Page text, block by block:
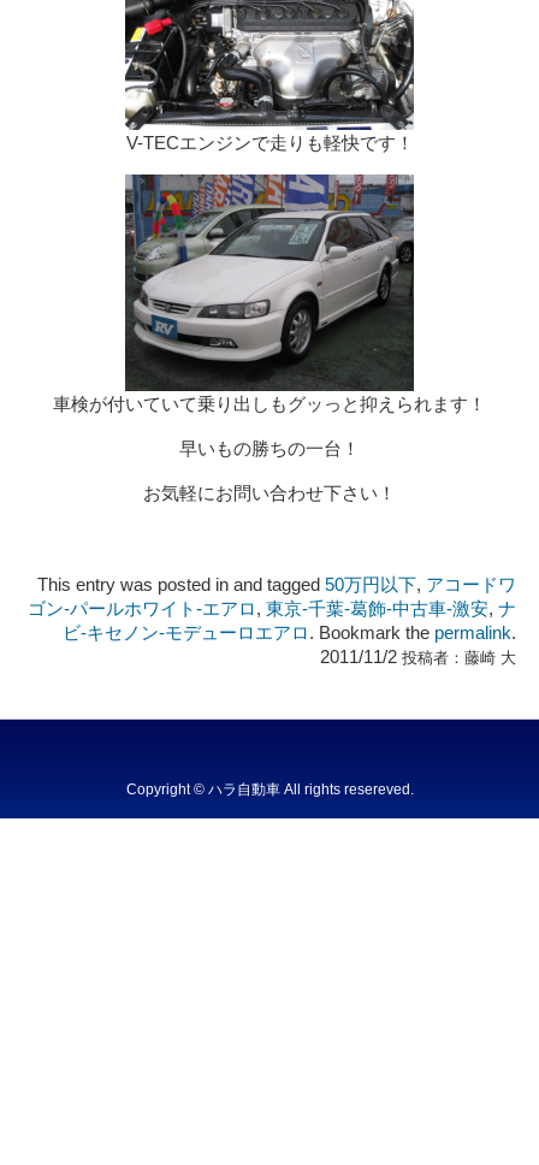
V-TECエンジンで走りも軽快です！
車検が付いていて乗り出しもグッっと抑えられます！
早いもの勝ちの一台！
お気軽にお問い合わせ下さい！
This entry was posted in and tagged50万円以下, アコードワ
ゴン-パールホワイト‐エアロ,東京‐千葉‐葛飾‐中古車‐激安,ナ
ビ‐キセノン‐モデューロエアロ. Bookmark the permalink.
2011/11/2 投稿者：藤崎 大
Copyright © ハラ自動車 All rights resereved.Powered by DJCOM Inc.